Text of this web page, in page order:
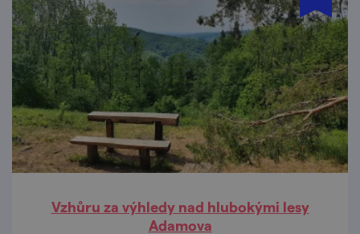
Vzhůru za výhledy nad hlubokými lesy
Adamova